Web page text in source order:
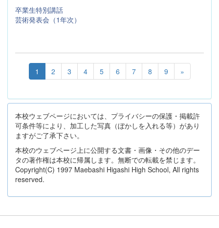
卒業生特別講話
芸術発表会（1年次）
1 2 3 4 5 6 7 8 9 »
本校ウェブページにおいては、プライバシーの保護・掲載許
可条件等により、加工した写真（ぼかしを入れる等）があり
ますがご了承下さい。
本校のウェブページ上に公開する文書・画像・その他のデー
タの著作権は本校に帰属します。無断での転載を禁じます。
Copyright(C) 1997 Maebashi Higashi High School, All rights
reserved.